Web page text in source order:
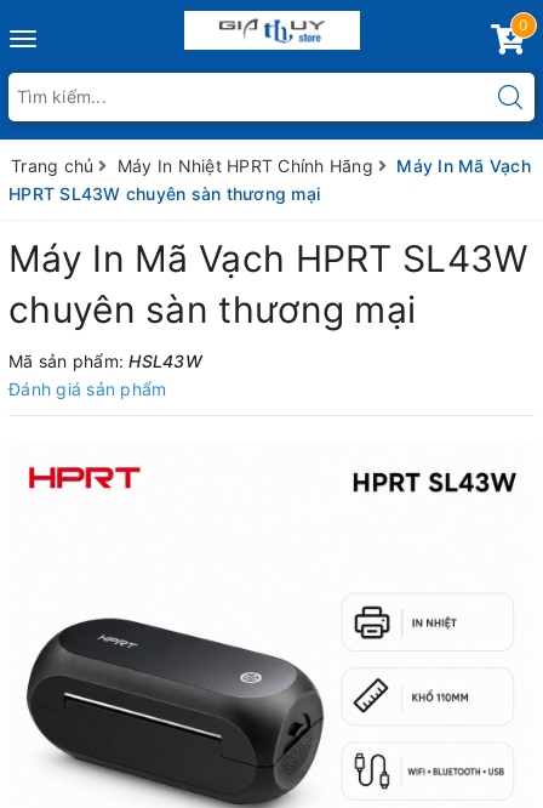
Toggle
0
Trang chủ Máy In Nhiệt HPRT Chính Hãng
Máy In Mã Vạch
HPRT SL43W chuyên sàn thương mại
Máy In Mã Vạch HPRT SL43W
chuyên sàn thương mại
Mã sản phẩm:HSL43W
Đánh giá sản phẩm